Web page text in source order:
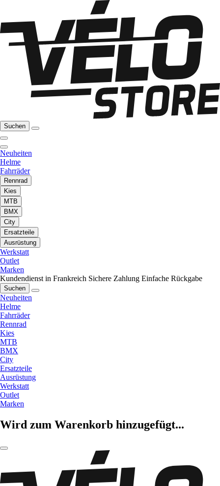
Suchen
Neuheiten
Helme
Fahrräder
Rennrad
Kies
MTB
BMX
City
Ersatzteile
Ausrüstung
Werkstatt
Outlet
Marken
Kundendienst in Frankreich Sichere Zahlung Einfache Rückgabe
Suchen
Neuheiten
Helme
Fahrräder
Rennrad
Kies
MTB
BMX
City
Ersatzteile
Ausrüstung
Werkstatt
Outlet
Marken
Wird zum Warenkorb hinzugefügt...